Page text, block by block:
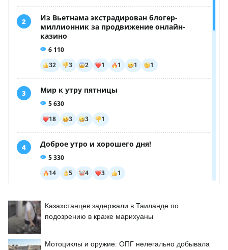
Казахстанцев задержали в Таиланде по
подозрению в краже марихуаны
Мотоциклы и оружие: ОПГ нелегально добывала